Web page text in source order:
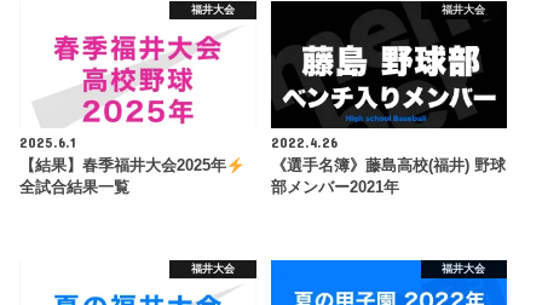
福井大会
2025.6.1
【結果】春季福井大会2025年
全試合結果一覧
福井大会
2022.4.26
《選手名簿》藤島高校(福井) 野球
部メンバー2021年
福井大会 福井大会